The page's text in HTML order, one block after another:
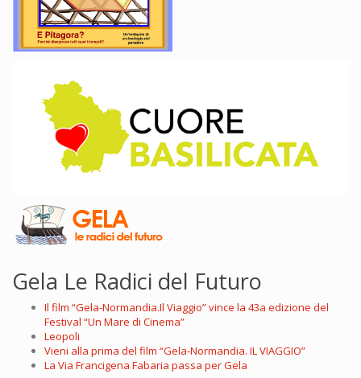
Gela Le Radici del Futuro
Il film “Gela-Normandia.Il Viaggio” vince la 43a edizione del
Festival “Un Mare di Cinema”
Leopoli
Vieni alla prima del film “Gela-Normandia. IL VIAGGIO”
La Via Francigena Fabaria passa per Gela